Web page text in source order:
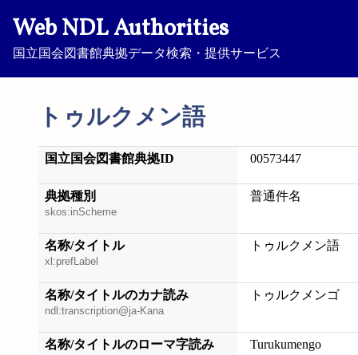
Web NDL Authorities
国立国会図書館典拠データ検索・提供サービス
トゥルクメン語
国立国会図書館典拠ID 00573447
典拠種別
skos:inScheme
普通件名
名称/タイトル
xl:prefLabel
トゥルクメン語
名称/タイトルのカナ読み
ndl:transcription@ja-Kana
トゥルクメンゴ
名称/タイトルのローマ字読み Turukumengo